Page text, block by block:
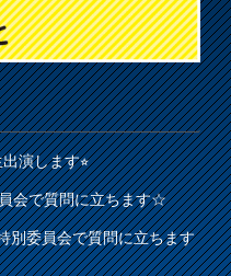
演します⭐︎
会で質問に立ちます☆
別委員会で質問に立ちます